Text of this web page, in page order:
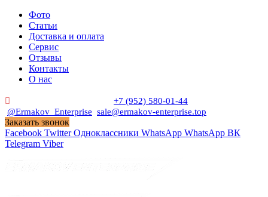
Фото
Статьи
Доставка и оплата
Сервис
Отзывы
Контакты
О нас
+7 (952) 580-01-44
@Ermakov_Enterprise sale@ermakov-enterprise.top
Заказать звонок
Facebook Twitter Одноклассники WhatsApp WhatsApp ВК
Telegram Viber